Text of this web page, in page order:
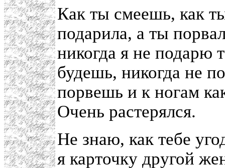
Как ты смеешь, как
подарила, а ты
никогда я не подарю
будешь, никогда не
порвешь и к ногам
Очень растерялся.
Не знаю, как тебе
я карточку другой